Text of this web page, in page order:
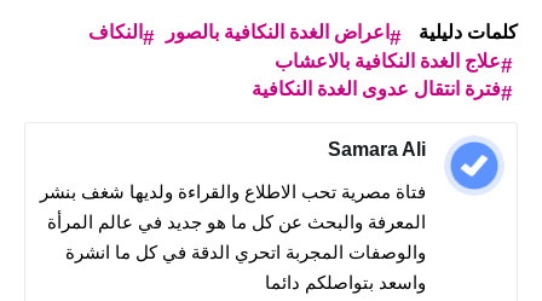
كلمات دليلية اعراض الغدة النكافية بالصور
النكاف
علاج الغدة النكافية بالاعشاب
فترة انتقال عدوى الغدة النكافية
Samara Ali
فتاة مصرية تحب الاطلاع والقراءة ولديها شغف بنشر
المعرفة والبحث عن كل ما هو جديد في عالم المرأة
والوصفات المجربة اتحري الدقة في كل ما انشرة
واسعد بتواصلكم دائما